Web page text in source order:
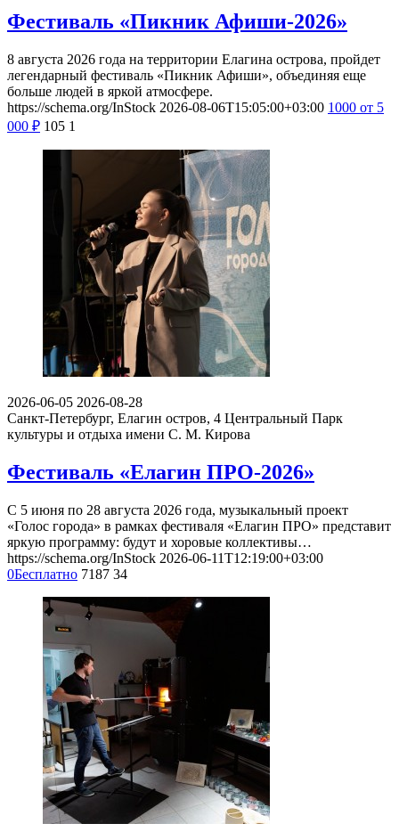
Фестиваль «Пикник Афиши-2026»
8 августа 2026 года на территории Елагина острова, пройдет
легендарный фестиваль «Пикник Афиши», объединяя еще
больше людей в яркой атмосфере.
https://schema.org/InStock 2026-08-06T15:05:00+03:00 1000 от 5
000 ₽ 105 1
2026-06-05 2026-08-28
Санкт-Петербург, Елагин остров, 4 Центральный Парк
культуры и отдыха имени С. М. Кирова
Фестиваль «Елагин ПРО-2026»
С 5 июня по 28 августа 2026 года, музыкальный проект
«Голос города» в рамках фестиваля «Елагин ПРО» представит
яркую программу: будут и хоровые коллективы…
https://schema.org/InStock 2026-06-11T12:19:00+03:00
0Бесплатно 7187 34